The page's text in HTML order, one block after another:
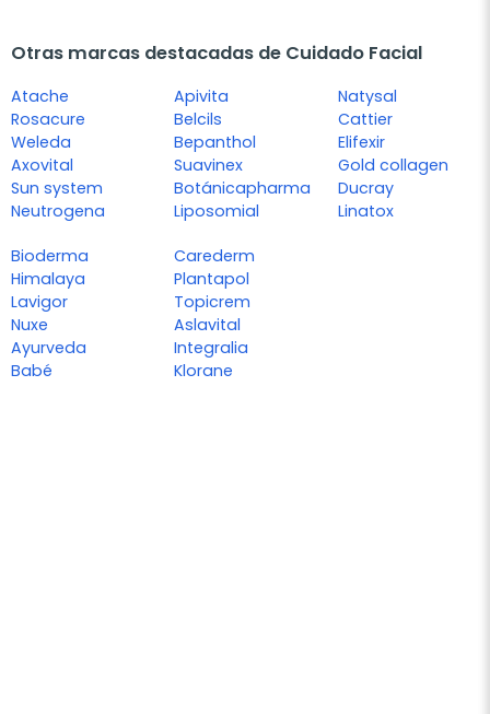
Otras marcas destacadas de Cuidado Facial
Atache
Rosacure
Weleda
Axovital
Sun system
Neutrogena
Apivita
Belcils
Bepanthol
Suavinex
Botánicapharma
Liposomial
Natysal
Cattier
Elifexir
Gold collagen
Ducray
Linatox
Bioderma
Himalaya
Lavigor
Nuxe
Ayurveda
Babé
Carederm
Plantapol
Topicrem
Aslavital
Integralia
Klorane